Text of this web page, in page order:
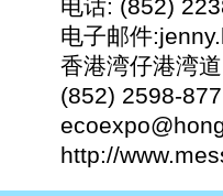
电话: (852)
电子邮件
香港湾仔港湾
(852) 2598-
http://